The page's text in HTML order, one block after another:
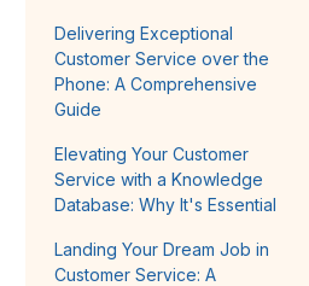
Delivering Exceptional
Customer Service over the
Phone: A Comprehensive
Guide
Elevating Your Customer
Service with a Knowledge
Database: Why It's Essential
Landing Your Dream Job in
Customer Service: A